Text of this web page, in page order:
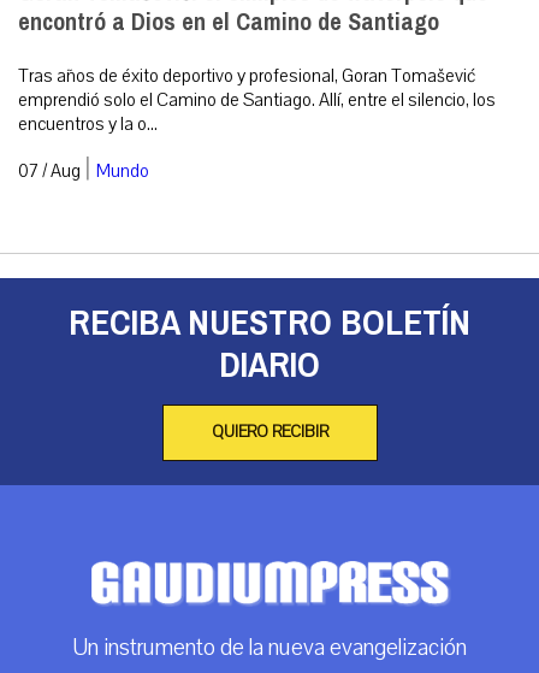
encontró a Dios en el Camino de Santiago
Tras años de éxito deportivo y profesional, Goran Tomašević
emprendió solo el Camino de Santiago. Allí, entre el silencio, los
encuentros y la o...
07 / Aug | Mundo
RECIBA NUESTRO BOLETÍN
DIARIO
QUIERO RECIBIR
Un instrumento de la nueva evangelización